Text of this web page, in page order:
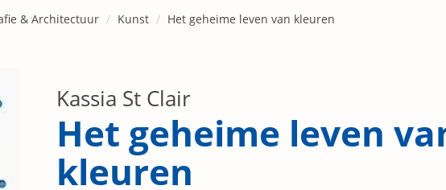
& Architectuur Kunst Het geheime leven van kleuren
Kassia St Clair
Het geheime leven
kleuren